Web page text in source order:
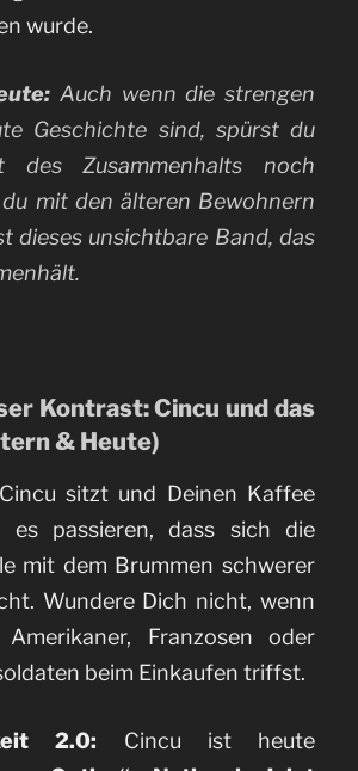
wurde.
Auch wenn die strengen
Geschichte sind, spürst du
des Zusammenhalts noch
mit den älteren Bewohnern
dieses unsichtbare Band, das
Kontrast: Cincu und das
& Heute)
sitzt und Deinen Kaffee
es passieren, dass sich die
mit dem Brummen schwerer
Wundere Dich nicht, wenn
Franzosen oder
beim Einkaufen triffst.
2.0: Cincu ist heute